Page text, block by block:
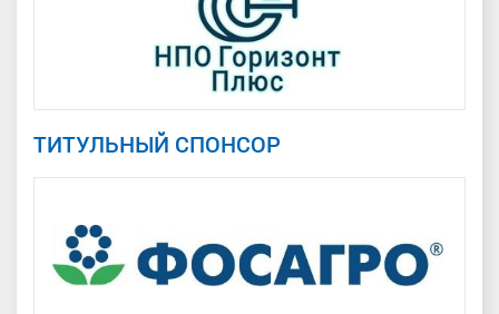
ТИТУЛЬНЫЙ СПОНСОР